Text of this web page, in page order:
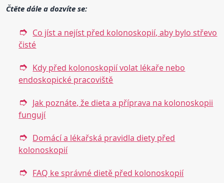
Čtěte dále a dozvíte se:
Co jíst a nejíst před kolonoskopií, aby bylo střevo
čisté
Kdy před kolonoskopií volat lékaře nebo
endoskopické pracoviště
Jak poznáte, že dieta a příprava na kolonoskopii
fungují
Domácí a lékařská pravidla diety před
kolonoskopií
FAQ ke správné dietě před kolonoskopií